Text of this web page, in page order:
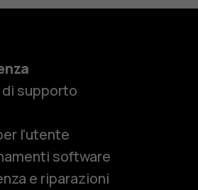
supporto
l'utente
software
e riparazioni